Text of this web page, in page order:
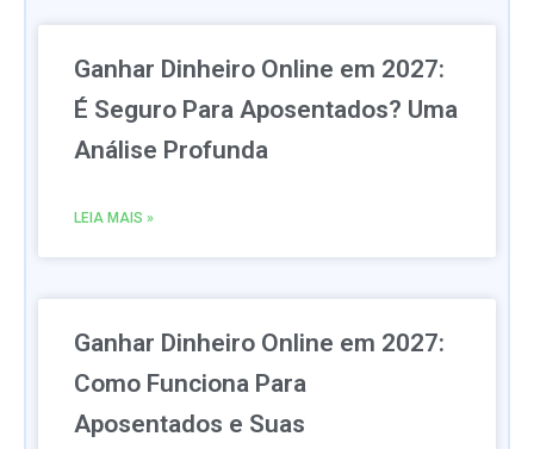
Ganhar Dinheiro Online em 2027:
É Seguro Para Aposentados? Uma
Análise Profunda
LEIA MAIS »
Ganhar Dinheiro Online em 2027:
Como Funciona Para
Aposentados e Suas